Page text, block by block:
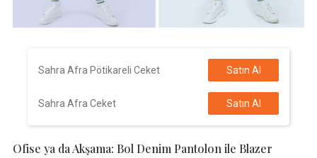
Sahra Afra Pötikareli Ceket Satın Al
Sahra Afra Ceket Satın Al
Ofise ya da Akşama: Bol Denim Pantolon ile Blazer